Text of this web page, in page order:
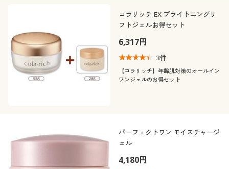
コラリッチ EX ブライトニングリ
フトジェルお得セット
6,317円
3件
【コラリッチ】年齢肌対策のオールイン
ワンジェルのお得セット
パーフェクトワン モイスチャージ
ェル
4,180円